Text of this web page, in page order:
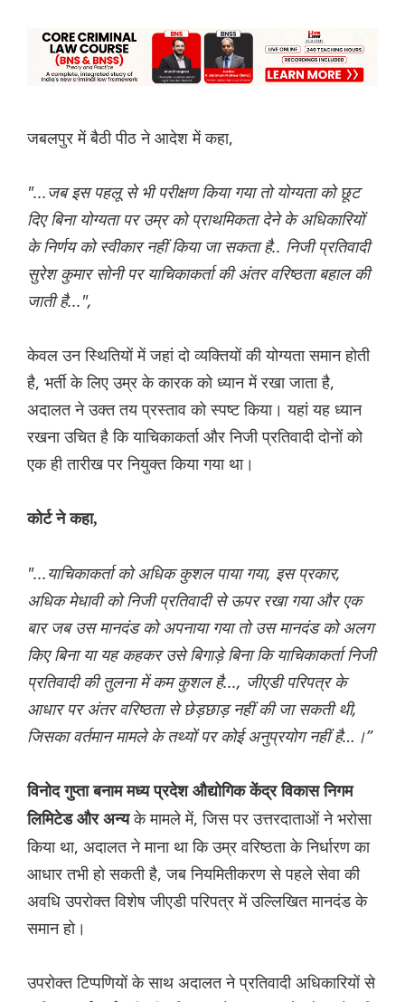
जबलपुर में बैठी पीठ ने आदेश में कहा,
"...जब इस पहलू से भी परीक्षण किया गया तो योग्यता को छूट
दिए बिना योग्यता पर उम्र को प्राथमिकता देने के अधिकारियों
के निर्णय को स्वीकार नहीं किया जा सकता है.. निजी प्रतिवादी
सुरेश कुमार सोनी पर याचिकाकर्ता की अंतर वरिष्ठता बहाल की
जाती है...",
केवल उन स्थितियों में जहां दो व्यक्तियों की योग्यता समान होती
है, भर्ती के लिए उम्र के कारक को ध्यान में रखा जाता है,
अदालत ने उक्त तय प्रस्ताव को स्पष्ट किया। यहां यह ध्यान
रखना उचित है कि याचिकाकर्ता और निजी प्रतिवादी दोनों को
एक ही तारीख पर नियुक्त किया गया था।
कोर्ट ने कहा,
"...याचिकाकर्ता को अधिक कुशल पाया गया, इस प्रकार,
अधिक मेधावी को निजी प्रतिवादी से ऊपर रखा गया और एक
बार जब उस मानदंड को अपनाया गया तो उस मानदंड को अलग
किए बिना या यह कहकर उसे बिगाड़े बिना कि याचिकाकर्ता निजी
प्रतिवादी की तुलना में कम कुशल है..., जीएडी परिपत्र के
आधार पर अंतर वरिष्ठता से छेड़छाड़ नहीं की जा सकती थी,
जिसका वर्तमान मामले के तथ्यों पर कोई अनुप्रयोग नहीं है…।”
विनोद गुप्ता बनाम मध्य प्रदेश औद्योगिक केंद्र विकास निगम
लिमिटेड और अन्यके मामले में, जिस पर उत्तरदाताओं ने भरोसा
किया था, अदालत ने माना था कि उम्र वरिष्ठता के निर्धारण का
आधार तभी हो सकती है, जब नियमितीकरण से पहले सेवा की
अवधि उपरोक्त विशेष जीएडी परिपत्र में उल्लिखित मानदंड के
समान हो।
उपरोक्त टिप्पणियों के साथ अदालत ने प्रतिवादी अधिकारियों से